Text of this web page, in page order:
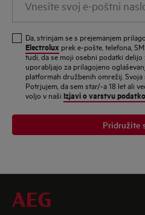
Da, strinjam se s prejemanjem
Electrolux prek e-pošte, telefona,
tudi, da se moji osebni podatki
uporabljajo za prilagojeno
platformah družbenih omrežij.
Potrjujem, da sem star/-a 18 let ali
voljo v naši Izjavi o varstvu
Pridružite